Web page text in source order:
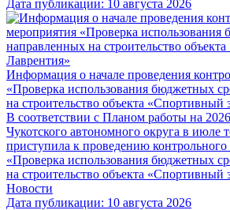
Дата публикации: 10 августа 2026
Информация о начале проведения
«Проверка использования бюджетных
на строительство объекта «Спортивный
В соответствии с Планом работы на
Чукотского автономного округа в июле
приступила к проведению
«Проверка использования бюджетных
на строительство объекта «Спортивный
Новости
Дата публикации: 10 августа 2026